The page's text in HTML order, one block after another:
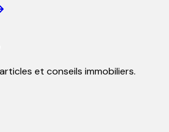
et conseils immobiliers.